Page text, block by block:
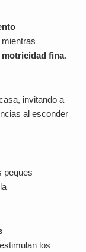
motricidad fina.
invitando a
al esconder
peques
los